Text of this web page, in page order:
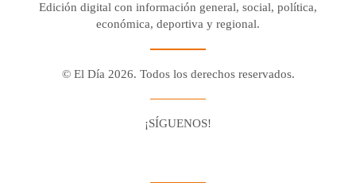
Edición digital con información general, social, política,
económica, deportiva y regional.
© El Día 2026. Todos los derechos reservados.
¡SÍGUENOS!